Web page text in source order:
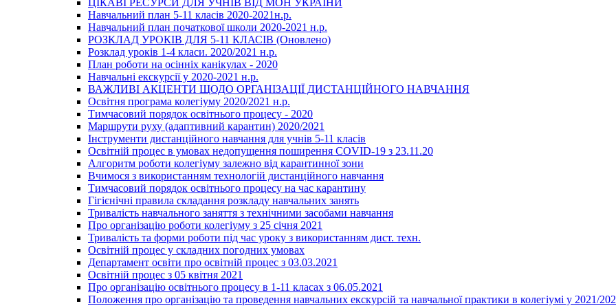
ЦІКАВІ РЕСУРСИ ДЛЯ УЧНІВ ВІД МОН УКРАЇНИ
Навчальний план 5-11 класів 2020-2021н.р.
Навчальний план початкової школи 2020-2021 н.р.
РОЗКЛАД УРОКІВ ДЛЯ 5-11 КЛАСІВ (Оновлено)
Розклад уроків 1-4 класи. 2020/2021 н.р.
План роботи на осінніх канікулах - 2020
Навчальні екскурсії у 2020-2021 н.р.
ВАЖЛИВІ АКЦЕНТИ ЩОДО ОРГАНІЗАЦІЇ ДИСТАНЦІЙНОГО НАВЧАННЯ
Освітня програма колегіуму 2020/2021 н.р.
Тимчасовий порядок освітнього процесу - 2020
Маршрути руху (адаптивний карантин) 2020/2021
Інструменти дистанційного навчання для учнів 5-11 класів
Освітній процес в умовах недопущення поширення COVID-19 з 23.11.20
Алгоритм роботи колегіуму залежно від карантинної зони
Вчимося з використанням технологій дистанційного навчання
Тимчасовий порядок освітнього процесу на час карантину
Гігієнічні правила складання розкладу навчальних занять
Тривалість навчального заняття з технічними засобами навчання
Про організацію роботи колегіуму з 25 січня 2021
Тривалість та форми роботи під час уроку з використанням дист. техн.
Освітній процес у складних погодних умовах
Департамент освіти про освітній процес з 03.03.2021
Освітній процес з 05 квітня 2021
Про організацію освітнього процесу в 1-11 класах з 06.05.2021
Положення про організацію та проведення навчальних екскурсій та навчальної практики в колегіумі у 2021/